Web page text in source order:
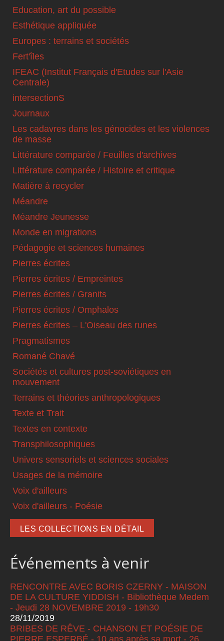
Education, art du possible
Esthétique appliquée
Europes : terrains et sociétés
Fert'îles
IFEAC (Institut Français d'Etudes sur l'Asie
Centrale)
intersectionS
Journaux
Les cadavres dans les génocides et les violences
de masse
Littérature comparée / Feuilles d'archives
Littérature comparée / Histoire et critique
Matière à recycler
Méandre
Méandre Jeunesse
Monde en migrations
Pédagogie et sciences humaines
Pierres écrites
Pierres écrites / Empreintes
Pierres écrites / Granits
Pierres écrites / Omphalos
Pierres écrites – L'Oiseau des runes
Pragmatismes
Romané Chavé
Sociétés et cultures post-soviétiques en
mouvement
Terrains et théories anthropologiques
Texte et Trait
Textes en contexte
Transphilosophiques
Univers sensoriels et sciences sociales
Usages de la mémoire
Voix d'ailleurs
Voix d'ailleurs - Poésie
LES COLLECTIONS EN DÉTAIL
Événements à venir
RENCONTRE AVEC BORIS CZERNY - MAISON
DE LA CULTURE YIDDISH - Bibliothèque Medem
- Jeudi 28 NOVEMBRE 2019 - 19h30
28/11/2019
BRIBES DE RÊVE - CHANSON ET POÉSIE DE
PIERRE ESPERBÉ - 10 ans après sa mort - 26